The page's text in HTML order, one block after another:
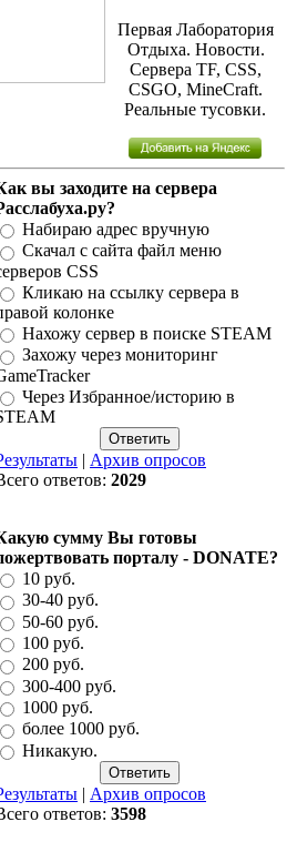
Первая Лаборатория
Отдыха. Новости.
Сервера TF, CSS,
CSGO, MineCraft.
Реальные тусовки.
вы заходите на сервера
Набираю адрес вручную
Скачал с сайта файл меню
CSS
Кликаю на ссылку сервера в
колонке
Нахожу сервер в поиске STEAM
Захожу через мониторинг
Через Избранное/историю в
| Архив опросов
ответов: 2029
сумму Вы готовы
порталу - DONATE?
10 руб.
30-40 руб.
50-60 руб.
100 руб.
200 руб.
300-400 руб.
1000 руб.
более 1000 руб.
Никакую.
| Архив опросов
ответов: 3598